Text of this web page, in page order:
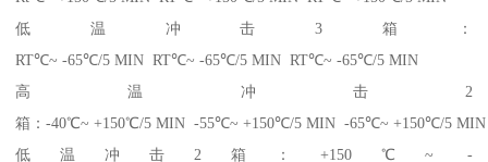
低温冲击3箱：
RT℃~ -65℃/5 MIN RT℃~ -65℃/5 MIN RT℃~ -65℃/5 MIN
高温冲击2
箱：-40℃~ +150℃/5 MIN -55℃~ +150℃/5 MIN -65℃~ +150℃/5 MIN
低温冲击2箱：+150℃~ -